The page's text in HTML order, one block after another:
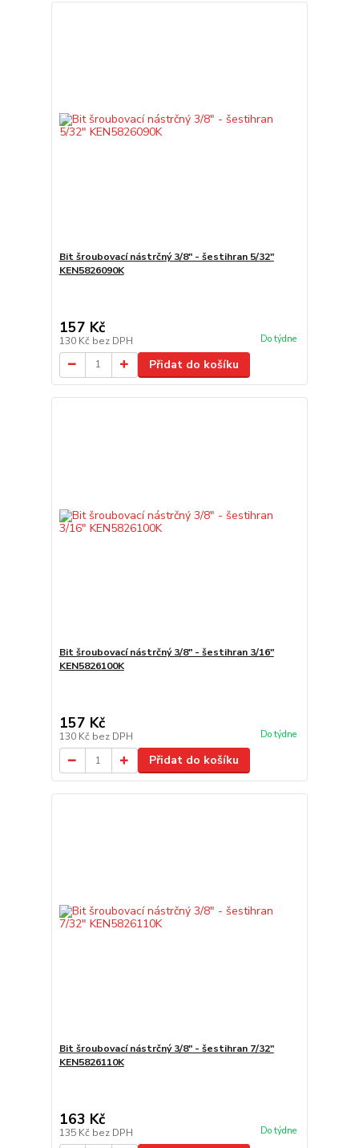
Bit šroubovací nástrčný 3/8" - šestihran 5/32"
KEN5826090K
157 Kč
130 Kč bez DPH Do týdne
Přidat do košíku
Bit šroubovací nástrčný 3/8" - šestihran 3/16"
KEN5826100K
157 Kč
130 Kč bez DPH Do týdne
Přidat do košíku
Bit šroubovací nástrčný 3/8" - šestihran 7/32"
KEN5826110K
163 Kč
135 Kč bez DPH Do týdne